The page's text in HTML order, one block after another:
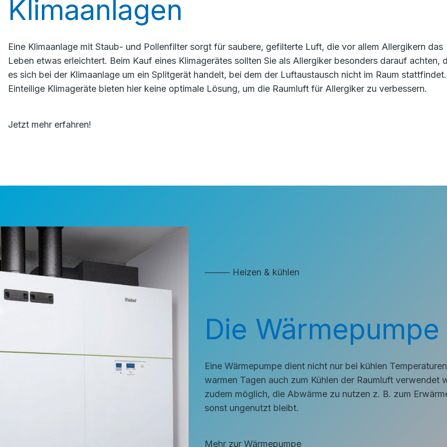
Klimaanlagen
Eine Klimaanlage mit Staub- und Pollenfilter sorgt für saubere, gefilterte Luft, die vor allem Allergikern das
Leben etwas erleichtert. Beim Kauf eines Klimagerätes sollten Sie als Allergiker besonders darauf achten,
es sich bei der Klimaanlage um ein Splitgerät handelt, bei dem der Luftaustausch nicht im Raum stattfindet.
Einteilige Klimageräte bieten hier keine optimale Lösung, um die Raumluft für Allergiker zu verbessern.
Jetzt mehr erfahren!
⸻ Heizen & kühlen
Die
Eine Wärmepumpe dient nicht nur bei kühlen
warmen Tagen auch zum Kühlen der Raumluft verwendet
zudem möglich, die Abwärme zu nutzen z. B. zum
sonst ungenutzt bleibt.
Mehr zur Wärmepumpe